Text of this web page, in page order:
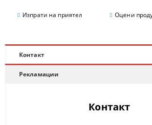
Изпрати на приятел Оцени
Контакт
Рекламации
Контакт